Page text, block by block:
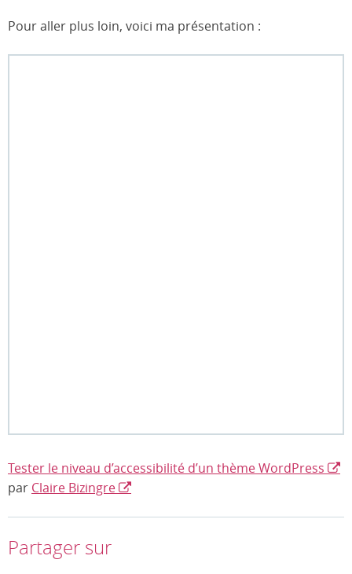
Pour aller plus loin, voici ma présentation :
Tester le niveau d’accessibilité d’un thème WordPress
par Claire Bizingre
Partager sur